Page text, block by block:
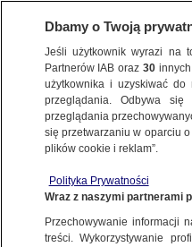
ŚWIAT
kolejny kraj
6.07.2025, 05:45
Dbamy o Twoją
Jeśli użytkownik wyrazi na
Partnerów IAB oraz30
użytkownika i uzyskiwać
przeglądania. Odbywa
przeglądania
się przetwarzaniu w oparciu
plików cookie i reklam”.
Polityka Prywatności
Wraz z naszymi partnerami
Przechowywanie informacji
treści. Wykorzystywanie